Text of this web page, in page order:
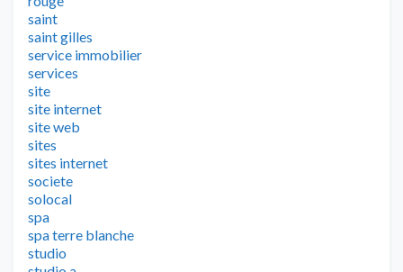
saint
saint gilles
service immobilier
services
site
site internet
site web
sites
sites internet
societe
solocal
spa
spa terre blanche
studio